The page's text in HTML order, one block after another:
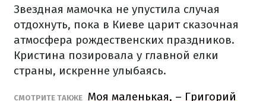
Звездная мамочка не упустила случая
отдохнуть, пока в Киеве царит сказочная
атмосфера рождественских праздников.
Кристина позировала у главной елки
страны, искренне улыбаясь.
СМОТРИТЕ ТАКЖЕ Моя маленькая, – Григорий